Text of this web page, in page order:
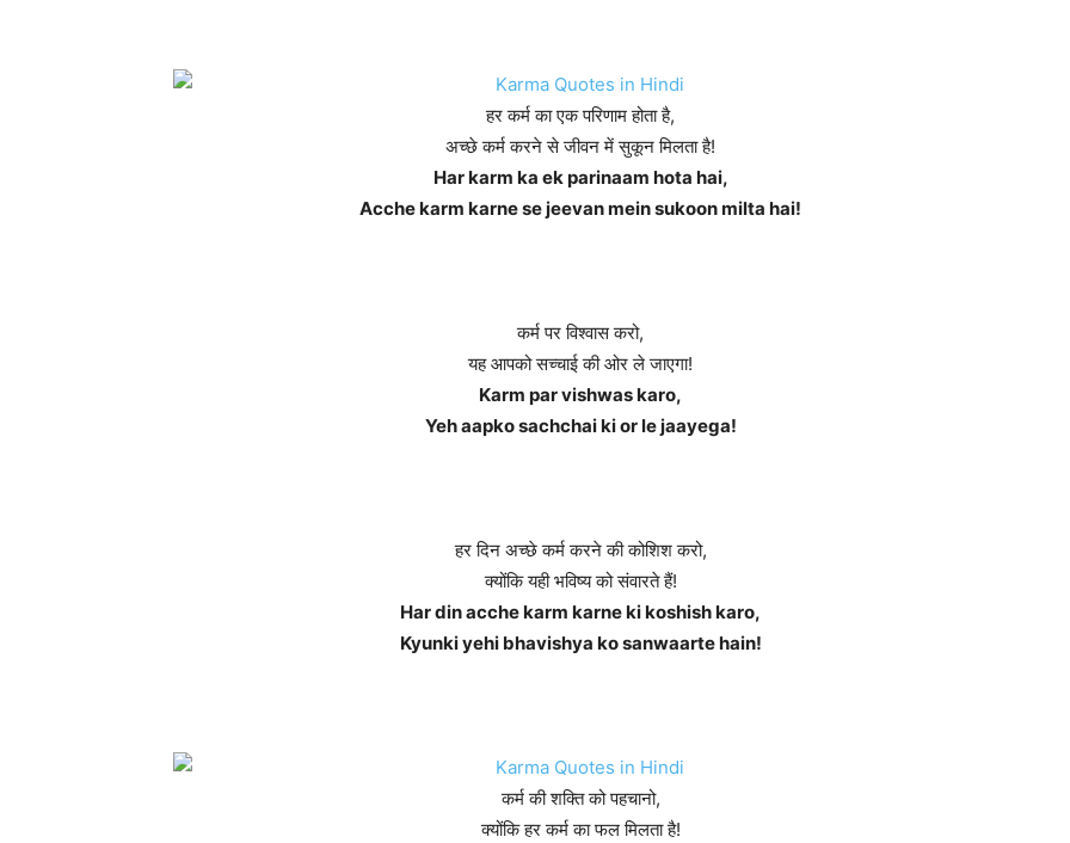
हर कर्म का एक परिणाम होता है,
अच्छे कर्म करने से जीवन में सुकून मिलता है!
Har karm ka ek parinaam hota hai,
Acche karm karne se jeevan mein sukoon milta hai!
कर्म पर विश्वास करो,
यह आपको सच्चाई की ओर ले जाएगा!
Karm par vishwas karo,
Yeh aapko sachchai ki or le jaayega!
हर दिन अच्छे कर्म करने की कोशिश करो,
क्योंकि यही भविष्य को संवारते हैं!
Har din acche karm karne ki koshish karo,
Kyunki yehi bhavishya ko sanwaarte hain!
कर्म की शक्ति को पहचानो,
क्योंकि हर कर्म का फल मिलता है!